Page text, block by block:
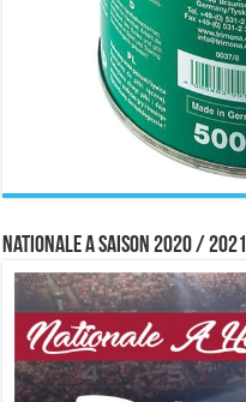
Nationale A saison 2020 / 2021